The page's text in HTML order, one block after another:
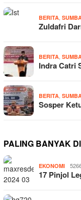
BERITA
Zuldafri
BERITA
Indra Catri
BERITA
Sosper
PALING BANYAK
EKONOMI
17 Pinjol